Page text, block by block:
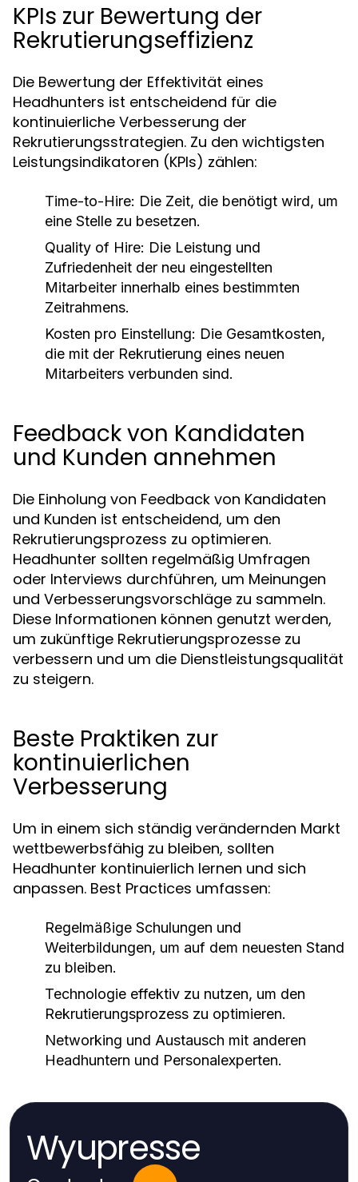
KPIs zur Bewertung der
Rekrutierungseffizienz
Die Bewertung der Effektivität eines
Headhunters ist entscheidend für die
kontinuierliche Verbesserung der
Rekrutierungsstrategien. Zu den wichtigsten
Leistungsindikatoren (KPIs) zählen:
Time-to-Hire: Die Zeit, die benötigt wird, um
eine Stelle zu besetzen.
Quality of Hire: Die Leistung und
Zufriedenheit der neu eingestellten
Mitarbeiter innerhalb eines bestimmten
Zeitrahmens.
Kosten pro Einstellung: Die Gesamtkosten,
die mit der Rekrutierung eines neuen
Mitarbeiters verbunden sind.
Feedback von Kandidaten
und Kunden annehmen
Die Einholung von Feedback von Kandidaten
und Kunden ist entscheidend, um den
Rekrutierungsprozess zu optimieren.
Headhunter sollten regelmäßig Umfragen
oder Interviews durchführen, um Meinungen
und Verbesserungsvorschläge zu sammeln.
Diese Informationen können genutzt werden,
um zukünftige Rekrutierungsprozesse zu
verbessern und um die Dienstleistungsqualität
zu steigern.
Beste Praktiken zur
kontinuierlichen
Verbesserung
Um in einem sich ständig verändernden Markt
wettbewerbsfähig zu bleiben, sollten
Headhunter kontinuierlich lernen und sich
anpassen. Best Practices umfassen:
Regelmäßige Schulungen und
Weiterbildungen, um auf dem neuesten Stand
zu bleiben.
Technologie effektiv zu nutzen, um den
Rekrutierungsprozess zu optimieren.
Networking und Austausch mit anderen
Headhuntern und Personalexperten.
Wyupresse